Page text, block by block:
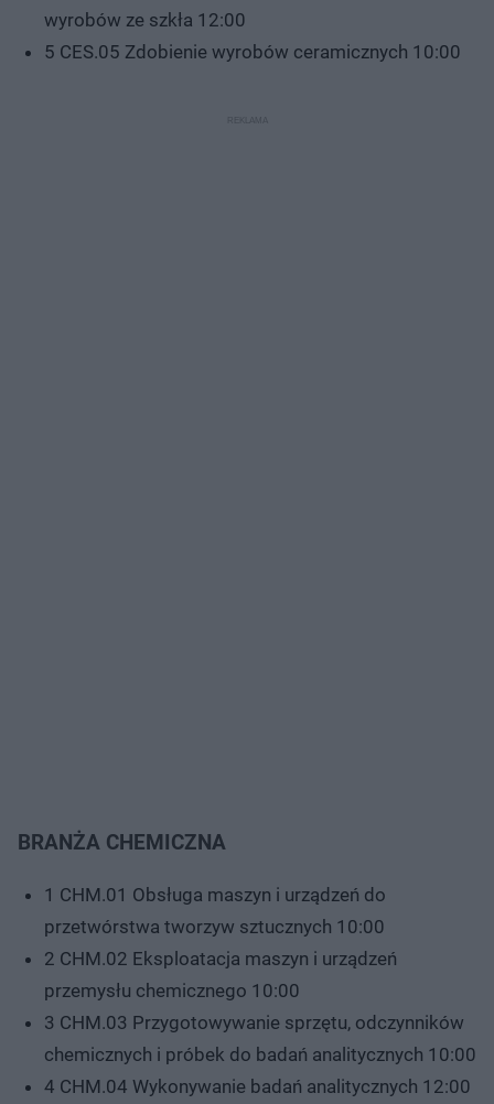
wyrobów ze szkła 12:00
5 CES.05 Zdobienie wyrobów ceramicznych 10:00
BRANŻA CHEMICZNA
1 CHM.01 Obsługa maszyn i urządzeń do
przetwórstwa tworzyw sztucznych 10:00
2 CHM.02 Eksploatacja maszyn i urządzeń
przemysłu chemicznego 10:00
3 CHM.03 Przygotowywanie sprzętu, odczynników
chemicznych i próbek do badań analitycznych 10:00
4 CHM.04 Wykonywanie badań analitycznych 12:00